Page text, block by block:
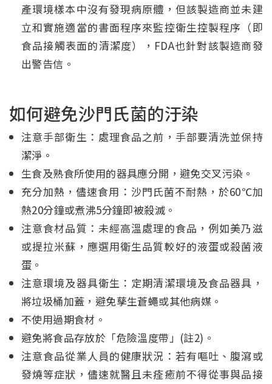
產環境樣本中沒有發現病原體，但該製造商並未建
立和實施適當的書面程序來監控衛生控製程序（即
食品接觸表面的清潔度），FDA也針對該製造商發
出警告信。
如何避免沙門氏菌的汙染
注意手部衛生：處理食品之前，手部要清洗並保持
潔淨。
生食及熟食所使用的器具應分開，避免交叉污染。
充分加熱，儘速食用：沙門氏菌不耐熱，於60℃加
熱20分鐘或煮沸5分鐘即被殺滅。
注意食材品質：未經高溫處理的食品，例如美乃滋
或提拉米蘇，應選用衛生品質較好的液蛋或殺菌液
蛋。
注意環境及器具衛生：定期清潔環境及食品器具，
將垃圾桶加蓋，避免孳生蒼蠅或其他病媒。
不使用過期食材。
避免將食品存放於「危險溫度帶」(註2)。
注意食品從業人員的健康狀況：若有嘔吐、腹瀉或
發燒等症狀，儘速就醫且未痊癒前不得從事與品接